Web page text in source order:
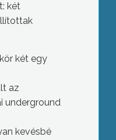
két
két egy
az
underground
kevésbé